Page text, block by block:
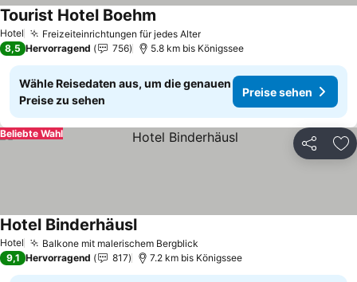
Hotel Freizeiteinrichtungen für jedes Alter
Tourist Hotel Boehm
8,5 Hervorragend 756 5.8 km bis Königssee
Wähle Reisedaten aus, um die genauen
Preise zu sehen
Preise sehen
Teilen
Beliebte Wahl
Hotel Balkone mit malerischem Bergblick
Hotel Binderhäusl
9,1 Hervorragend 817 7.2 km bis Königssee